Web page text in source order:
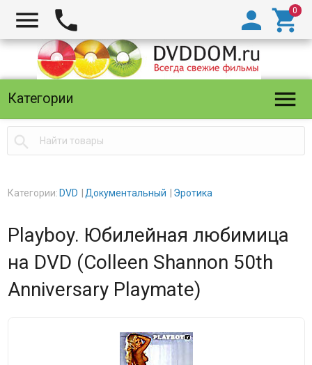
  

Категории 

Категории: DVD Документальный Эротика
Playboy. Юбилейная любимица
на DVD (Collеen Shannon 50th
Anniversary Playmate)